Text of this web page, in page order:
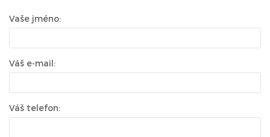
Vaše jméno:
Váš e-mail:
Váš telefon: